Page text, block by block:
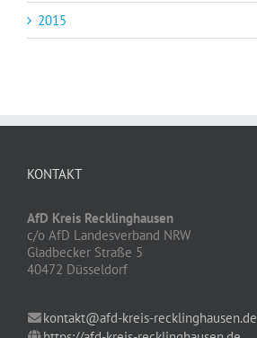
2015
KONTAKT
AfD Kreis Recklinghausen
c/o AfD Landesverband NRW
Gladbecker Straße 5
40472 Düsseldorf
kontakt@afd-kreis-recklinghausen.de